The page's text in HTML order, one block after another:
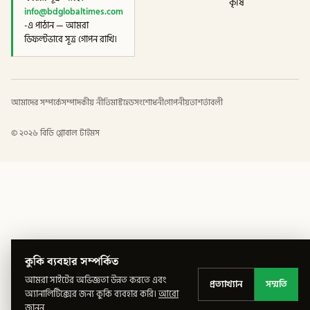
info@bdglobaltimes.com
-এ পাঠান — আমরা
ডিফল্টভাবে সূত্র গোপন রাখি।
আমাদের সম্পর্কেসম্পাদকীয় নীতিমাস্টহেডসংশোধনীগোপনীয়তাশর্তাবলী
©২০২৬ বিডি গ্লোবাল টাইমস
কুকি ব্যবহার সম্পর্কিত
আমরা সাইটের অভিজ্ঞতা উন্নত করতে এবং
অ্যানালিটিক্সের জন্য কুকি ব্যবহার করি।আরো
প্রত্যাখ্যান সম্মতি